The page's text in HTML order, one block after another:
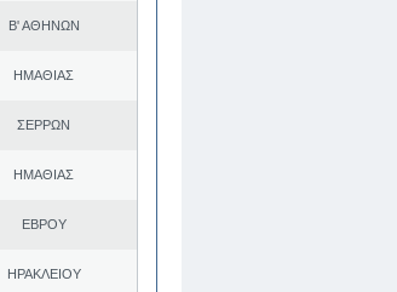
Β' ΑΘΗΝΩΝ
ΗΜΑΘΙΑΣ
ΣΕΡΡΩΝ
ΗΜΑΘΙΑΣ
ΕΒΡΟΥ
ΗΡΑΚΛΕΙΟΥ